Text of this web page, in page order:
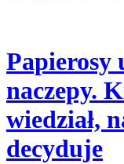
Papierosy
naczepy.
wiedział,
decyduje